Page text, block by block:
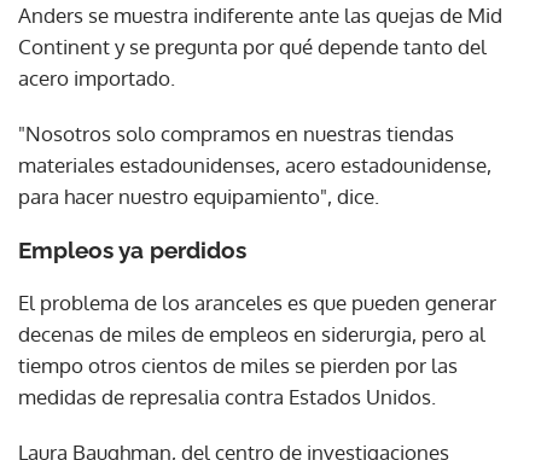
Anders se muestra indiferente ante las quejas de Mid
Continent y se pregunta por qué depende tanto del
acero importado.
"Nosotros solo compramos en nuestras tiendas
materiales estadounidenses, acero estadounidense,
para hacer nuestro equipamiento", dice.
Empleos ya perdidos
El problema de los aranceles es que pueden generar
decenas de miles de empleos en siderurgia, pero al
tiempo otros cientos de miles se pierden por las
medidas de represalia contra Estados Unidos.
Laura Baughman, del centro de investigaciones